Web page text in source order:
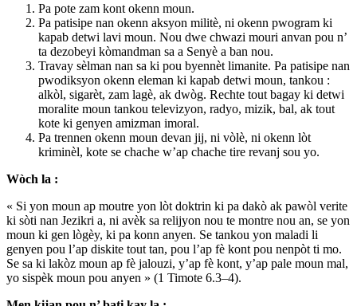
Pa pote zam kont okenn moun.
Pa patisipe nan okenn aksyon militè, ni okenn pwogram ki
kapab detwi lavi moun. Nou dwe chwazi mouri anvan pou n’
ta dezobeyi kòmandman sa a Senyè a ban nou.
Travay sèlman nan sa ki pou byennèt limanite. Pa patisipe nan
pwodiksyon okenn eleman ki kapab detwi moun, tankou :
alkòl, sigarèt, zam lagè, ak dwòg. Rechte tout bagay ki detwi
moralite moun tankou televizyon, radyo, mizik, bal, ak tout
kote ki genyen amizman imoral.
Pa trennen okenn moun devan jij, ni vòlè, ni okenn lòt
kriminèl, kote se chache w’ap chache tire revanj sou yo.
Wòch la :
« Si yon moun ap moutre yon lòt doktrin ki pa dakò ak pawòl verite
ki sòti nan Jezikri a, ni avèk sa relijyon nou te montre nou an, se yon
moun ki gen lògèy, ki pa konn anyen. Se tankou yon maladi li
genyen pou l’ap diskite tout tan, pou l’ap fè kont pou nenpòt ti mo.
Se sa ki lakòz moun ap fè jalouzi, y’ap fè kont, y’ap pale moun mal,
yo sispèk moun pou anyen » (1 Timote 6.3–4).